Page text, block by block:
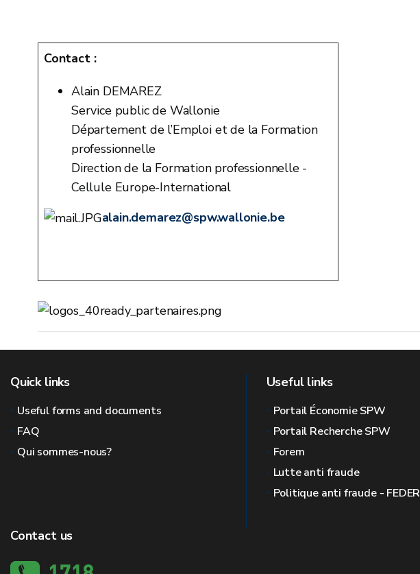
Contact :
Alain DEMAREZ
Service public de Wallonie
Département de l’Emploi et de la Formation
professionnelle
Direction de la Formation professionnelle -
Cellule Europe-International
alain.demarez@spw.wallonie.be
Quick links
Useful forms and documents
FAQ
Qui sommes-nous?
Useful links
Portail Économie SPW
Portail Recherche SPW
Forem
Lutte anti fraude
Politique anti fraude - FEDER
Contact us